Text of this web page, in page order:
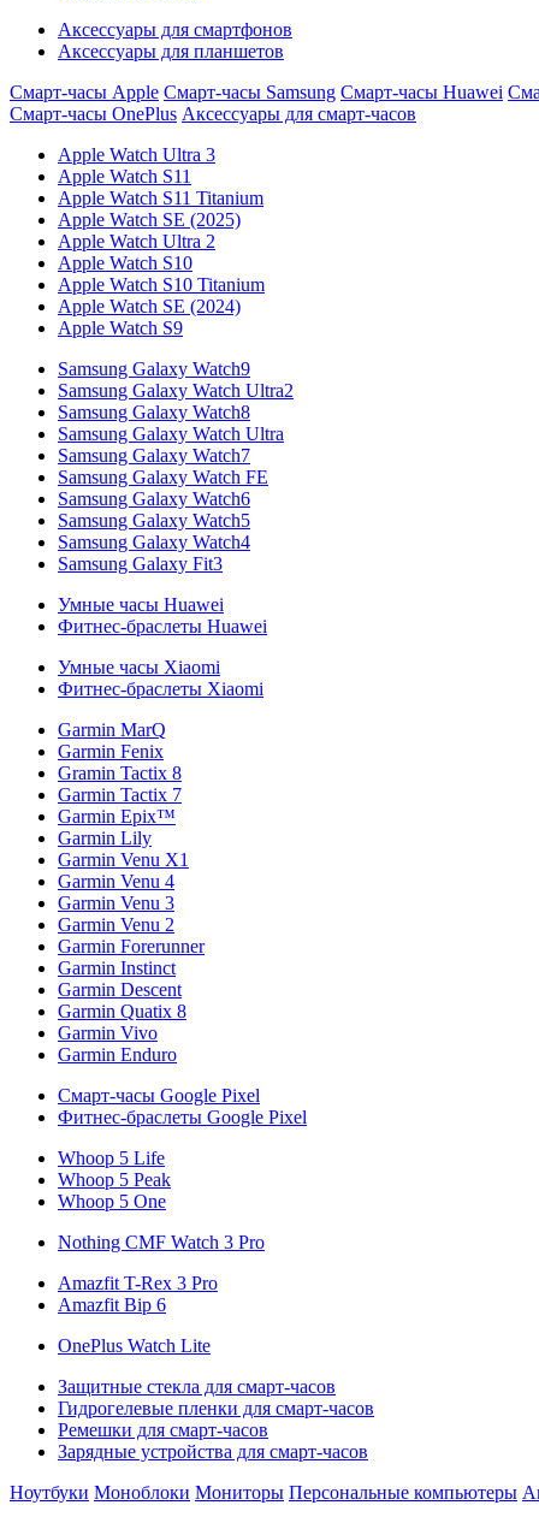
Аксессуары для смартфонов
Аксессуары для планшетов
Смарт-часы Apple Смарт-часы Samsung Смарт-часы Huawei
Смарт-часы OnePlus Аксессуары для смарт-часов
Apple Watch Ultra 3
Apple Watch S11
Apple Watch S11 Titanium
Apple Watch SE (2025)
Apple Watch Ultra 2
Apple Watch S10
Apple Watch S10 Titanium
Apple Watch SE (2024)
Apple Watch S9
Samsung Galaxy Watch9
Samsung Galaxy Watch Ultra2
Samsung Galaxy Watch8
Samsung Galaxy Watch Ultra
Samsung Galaxy Watch7
Samsung Galaxy Watch FE
Samsung Galaxy Watch6
Samsung Galaxy Watch5
Samsung Galaxy Watch4
Samsung Galaxy Fit3
Умные часы Huawei
Фитнес-браслеты Huawei
Умные часы Xiaomi
Фитнес-браслеты Xiaomi
Garmin MarQ
Garmin Fenix
Gramin Tactix 8
Garmin Tactix 7
Garmin Epix™
Garmin Lily
Garmin Venu X1
Garmin Venu 4
Garmin Venu 3
Garmin Venu 2
Garmin Forerunner
Garmin Instinct
Garmin Descent
Garmin Quatix 8
Garmin Vivo
Garmin Enduro
Смарт-часы Google Pixel
Фитнес-браслеты Google Pixel
Whoop 5 Life
Whoop 5 Peak
Whoop 5 One
Nothing CMF Watch 3 Pro
Amazfit T-Rex 3 Pro
Amazfit Bip 6
OnePlus Watch Lite
Защитные стекла для смарт-часов
Гидрогелевые пленки для смарт-часов
Ремешки для смарт-часов
Зарядные устройства для смарт-часов
Ноутбуки Моноблоки Мониторы Персональные компьютеры